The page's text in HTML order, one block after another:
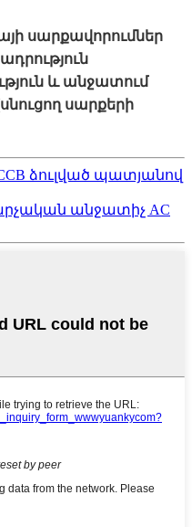
սարքավորումներ
և անջատում
սարքերի
ձուլված պատյանով
անջատիչ AC